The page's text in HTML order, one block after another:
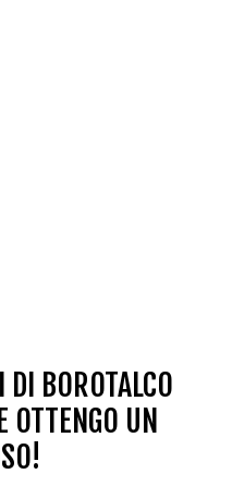
DI BOROTALCO
OTTENGO UN